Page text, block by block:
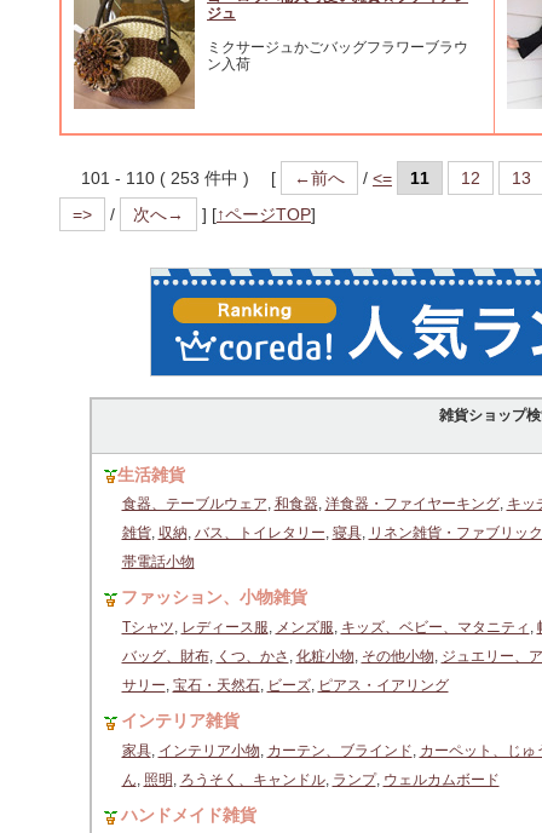
ジュ
ミクサージュかごバッグフラワーブラウ
ン入荷
101 - 110 ( 253 件中 ) [ ←前へ / <= 11 12
13
=>
/ 次へ→ ] [↑ページTOP]
雑貨ショップ
生活雑貨
食器、テーブルウェア, 和食器, 洋食器・ファイヤーキング, キッ
雑貨, 収納, バス、トイレタリー, 寝具, リネン雑貨・ファブリック
帯電話小物
ファッション、小物雑貨
Tシャツ, レディース服, メンズ服, キッズ、ベビー、マタニティ ,
バッグ、財布, くつ、かさ , 化粧小物, その他小物, ジュエリー、
サリー, 宝石・天然石, ビーズ, ピアス・イアリング
インテリア雑貨
家具, インテリア小物, カーテン、ブラインド, カーペット、じゅ
ん, 照明 , ろうそく、キャンドル, ランプ, ウェルカムボード
ハンドメイド雑貨